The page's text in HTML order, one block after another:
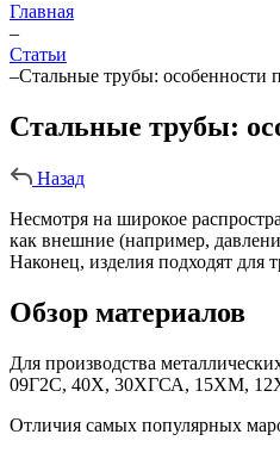
Главная
–
Статьи
–Стальные трубы: особенности
Стальные трубы:
Назад
Несмотря на широкое
как внешние (например,
Наконец, изделия подходят для
Обзор материалов
Для производства
09Г2С, 40Х, 30ХГСА, 15ХМ,
Отличия самых популярных